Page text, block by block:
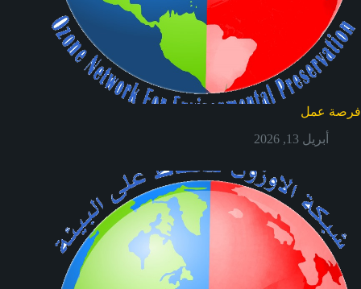
فرصة عمل
أبريل 13, 2026